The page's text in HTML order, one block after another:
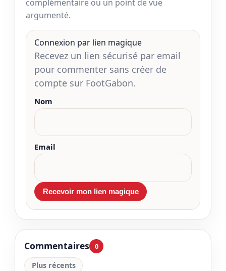
complémentaire ou un point de vue
argumenté.
Connexion par lien magique
Recevez un lien sécurisé par email
pour commenter sans créer de
compte sur FootGabon.
Nom
Email
Commentaires 0
Plus récents